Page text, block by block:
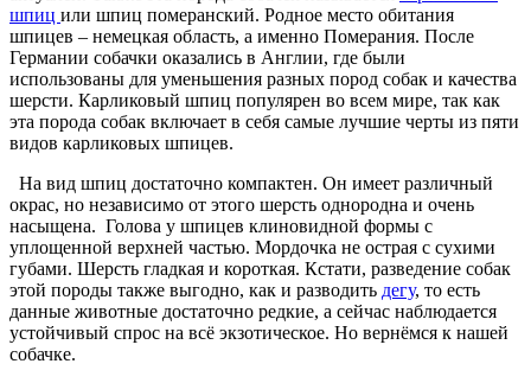
шпиц или шпиц померанский. Родное место обитания
шпицев – немецкая область, а именно Померания. После
Германии собачки оказались в Англии, где были
использованы для уменьшения разных пород собак и качества
шерсти. Карликовый шпиц популярен во всем мире, так как
эта порода собак включает в себя самые лучшие черты из пяти
видов карликовых шпицев.
На вид шпиц достаточно компактен. Он имеет различный
окрас, но независимо от этого шерсть однородна и очень
насыщена. Голова у шпицев клиновидной формы с
уплощенной верхней частью. Мордочка не острая с сухими
губами. Шерсть гладкая и короткая. Кстати, разведение собак
этой породы также выгодно, как и разводить дегу, то есть
данные животные достаточно редкие, а сейчас наблюдается
устойчивый спрос на всё экзотическое. Но вернёмся к нашей
собачке.